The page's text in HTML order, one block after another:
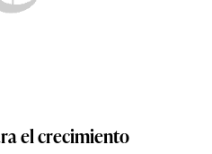
el crecimiento